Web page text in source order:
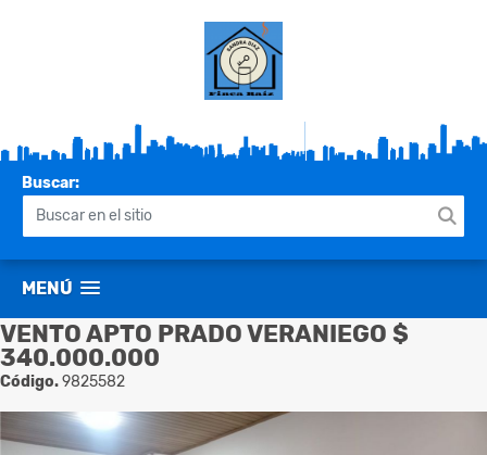
Buscar:
MENÚ
VENTO APTO PRADO VERANIEGO $
340.000.000
Código.9825582